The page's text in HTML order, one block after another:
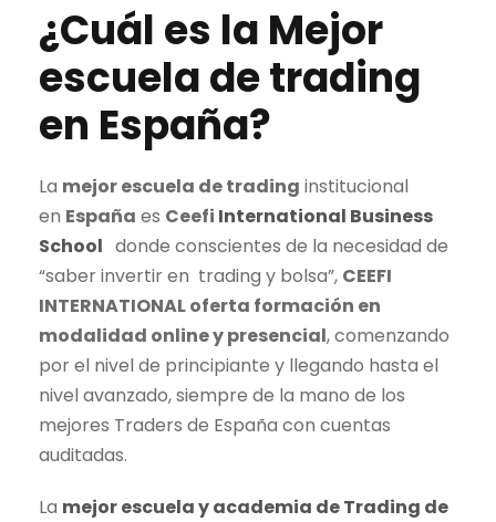
¿Cuál es la Mejor
escuela detrading
en España?
La mejor escuela detrading institucional
en España es Ceefi International Business
School donde conscientes de la necesidad de
“saber invertir en trading y bolsa”, CEEFI
INTERNATIONAL oferta formación en
modalidad online y presencial, comenzando
por el nivel de principiante y llegando hasta el
nivel avanzado, siempre de la mano de los
mejores Traders de España con cuentas
auditadas.
La mejor escuela y academia deTrading de